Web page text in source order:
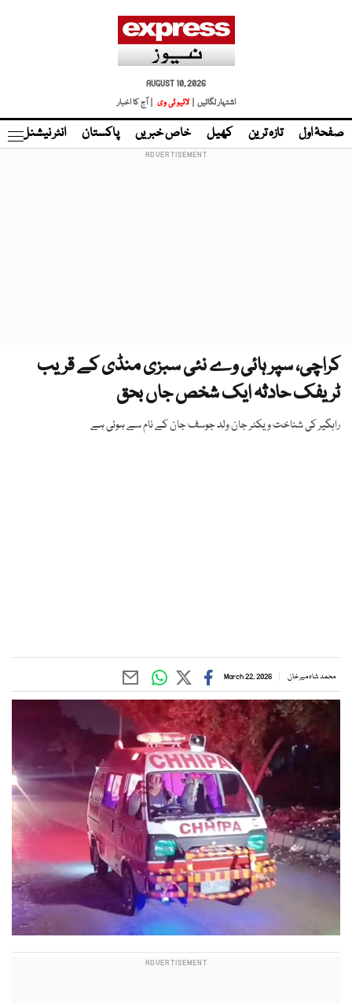
AUGUST 10, 2026
اشتہار لگائیں |
لائیو ٹی وی | آج کا اخبار
صفحۂ اول تازہ ترین کھیل خاص خبریں پاکستان انٹر نیشنل
کراچی، سپر ہائی وے نئی سبزی منڈی کے قریب
ٹریفک حادثہ ایک شخص جاں بحق
راہگیر کی شناخت ویکٹر جان ولد جوسف جان کے نام سے ہوئی ہے
محمد شاہ میر خان March 22, 2026